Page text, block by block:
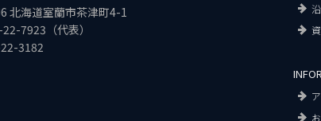
北海道室蘭市茶津町4-1
7923（代表）
3182